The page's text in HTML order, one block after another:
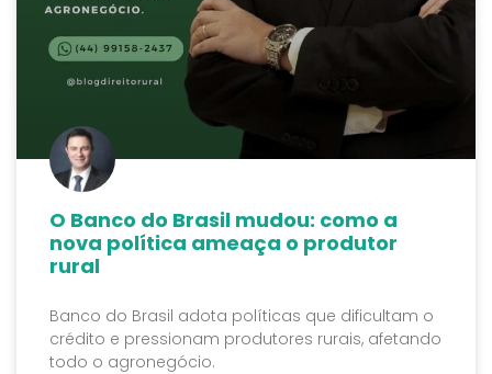
O Banco do Brasil mudou: como a
nova política ameaça o produtor
rural
Banco do Brasil adota políticas que dificultam o
crédito e pressionam produtores rurais, afetando
todo o agronegócio.